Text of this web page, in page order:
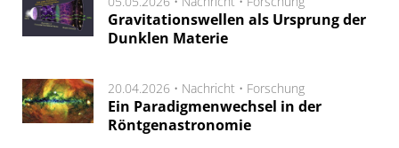
Gravitationswellen als Ursprung der
Dunklen Materie
20.04.2026 • Nachricht • Forschung
Ein Paradigmenwechsel in der
Röntgenastronomie